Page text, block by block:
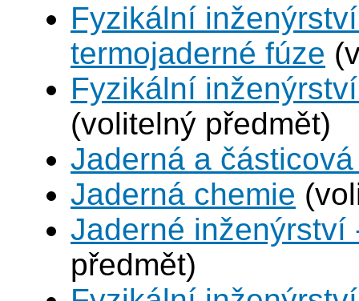
Fyzikální
termojaderné fúze
Fyzikální
(volitelný předmět)
Jaderná a
Jaderná chemie
Jaderné inženýrství
předmět)